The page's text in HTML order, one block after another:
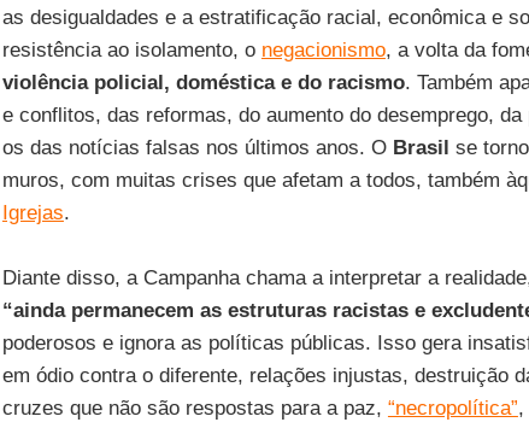
as desigualdades e a estratificação racial, econômica e
resistência ao isolamento, o negacionismo, a volta da
violência policial, doméstica e do racismo. Também
e conflitos, das reformas, do aumento do desemprego,
os das notícias falsas nos últimos anos. OBrasil se
muros, com muitas crises que afetam a todos, também
Igrejas.
Diante disso, a Campanha chama a interpretar a
“ainda permanecem as estruturas racistas e
poderosos e ignora as políticas públicas. Isso gera
em ódio contra o diferente, relações injustas, destruição
cruzes que não são respostas para a paz, “necropolítica”,